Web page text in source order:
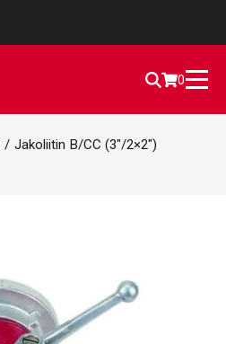
0
/ Jakoliitin B/CC (3″/2×2″)